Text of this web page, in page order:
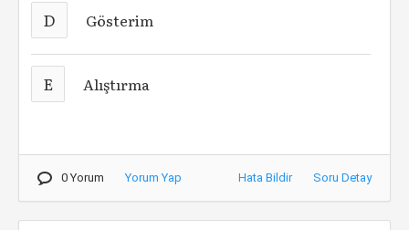
D Gösterim
E Alıştırma
0 Yorum Yorum Yap Hata Bildir Soru Detay